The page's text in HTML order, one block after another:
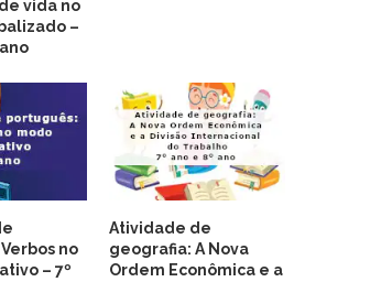
vida no
–
no
– 7º
Atividade de
geografia: A Nova
Ordem Econômica e a